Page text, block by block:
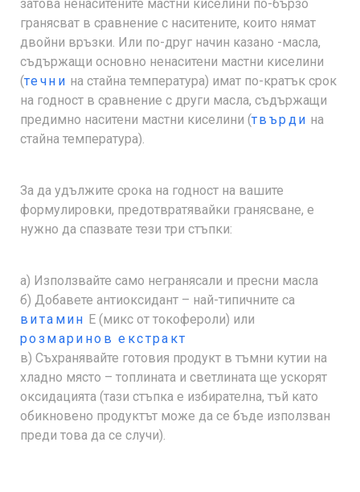
затова ненаситените мастни киселини по-бързо
гранясват в сравнение с наситените, които нямат
двойни връзки. Или по-друг начин казано -масла,
съдържащи основно ненаситени мастни киселини
(течни на стайна температура) имат по-кратък срок
на годност в сравнение с други масла, съдържащи
предимно наситени мастни киселини (твърди на
стайна температура).
За да удължите срока на годност на вашите
формулировки, предотвратявайки гранясване, е
нужно да спазвате тези три стъпки:
а) Използвайте само негранясали и пресни масла
б) Добавете антиоксидант – най-типичните са
витамин Е (микс от токофероли) или
розмаринов екстракт
в) Съхранявайте готовия продукт в тъмни кутии на
хладно място – топлината и светлината ще ускорят
оксидацията (тази стъпка е избирателна, тъй като
обикновено продуктът може да се бъде използван
преди това да се случи).